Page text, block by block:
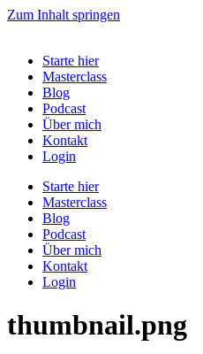
Zum Inhalt springen
Starte hier
Masterclass
Blog
Podcast
Über mich
Kontakt
Login
Starte hier
Masterclass
Blog
Podcast
Über mich
Kontakt
Login
thumbnail.png